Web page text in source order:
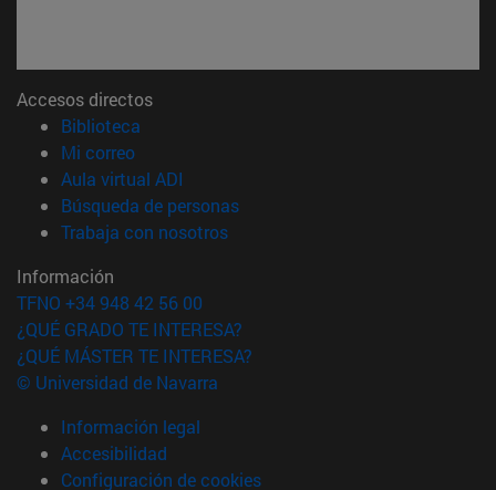
Accesos directos
Biblioteca
Mi correo(abre en nueva ventana)
Aula virtual ADI
Búsqueda de personas(abre en nueva ventana)
Trabaja con nosotros(abre en nueva ventana)
Información
TFNO +34 948 42 56 00
¿QUÉ GRADO TE INTERESA?
¿QUÉ MÁSTER TE INTERESA?
© Universidad de Navarra
Información legal
Accesibilidad
Configuración de cookies